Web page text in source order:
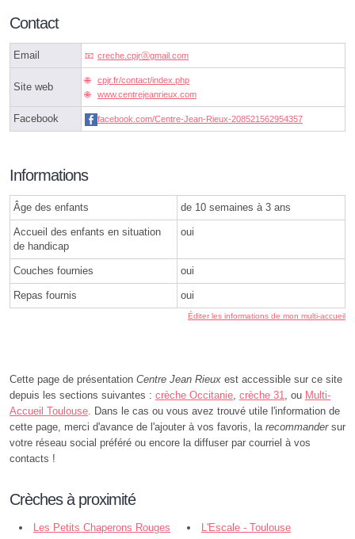
Contact
Email creche.cpjrⓐgmail.com
Site web
cpjr.fr/contact/index.php
www.centrejeanrieux.com
Facebook facebook.com/Centre-Jean-Rieux-208521562954357
Informations
Âge des enfants de 10 semaines à 3 ans
Accueil des enfants en situation
de handicap
oui
Couches fournies oui
Repas fournis oui
Éditer les informations de mon multi-accueil
Cette page de présentation Centre Jean Rieux est accessible sur ce site
depuis les sections suivantes : crèche Occitanie, crèche 31, ou Multi-
Accueil Toulouse. Dans le cas ou vous avez trouvé utile l'information de
cette page, merci d'avance de l'ajouter à vos favoris, la recommandersur
votre réseau social préféré ou encore la diffuser par courriel à vos
contacts !
Crèches à proximité
Les Petits Chaperons Rouges L'Escale - Toulouse